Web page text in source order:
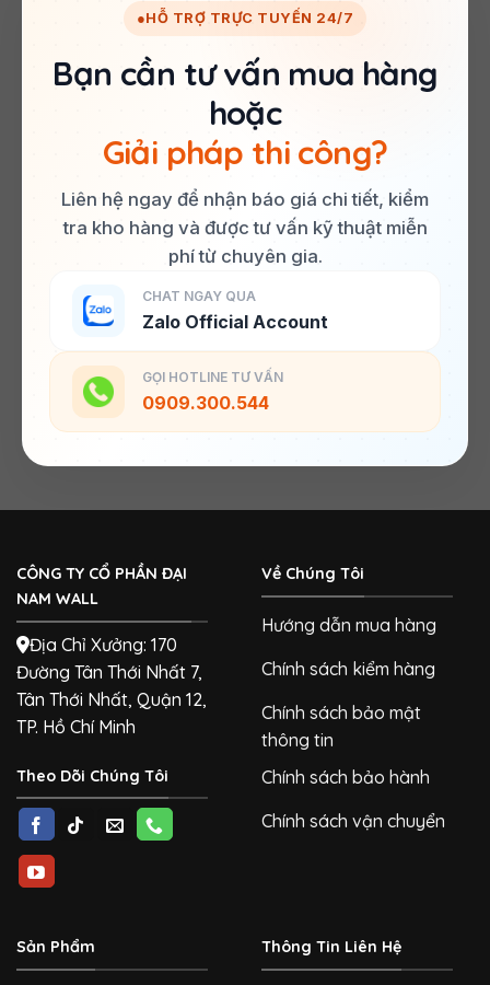
●HỖ TRỢ TRỰC TUYẾN 24/7
Bạn cần tư vấn mua hàng
hoặc
Giải pháp thi công?
Liên hệ ngay để nhận báo giá chi tiết, kiểm
tra kho hàng và được tư vấn kỹ thuật miễn
phí từ chuyên gia.
CHAT NGAY QUA
Zalo Official Account
GỌI HOTLINE TƯ VẤN
0909.300.544
CÔNG TY CỔ PHẦN ĐẠI
NAM WALL
Địa Chỉ Xưởng: 170
Đường Tân Thới Nhất 7,
Tân Thới Nhất, Quận 12,
TP. Hồ Chí Minh
Theo Dõi Chúng Tôi
Về Chúng Tôi
Hướng dẫn mua hàng
Chính sách kiểm hàng
Chính sách bảo mật
thông tin
Chính sách bảo hành
Chính sách vận chuyển
Sản Phẩm Thông Tin Liên Hệ